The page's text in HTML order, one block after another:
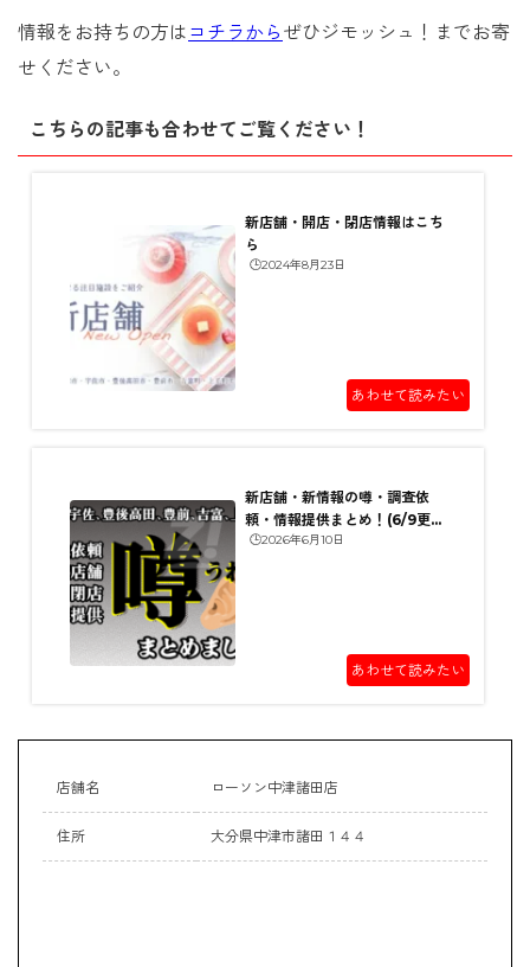
情報をお持ちの方は コチラから ぜひジモッシュ！までお寄
せください。
こちらの記事も合わせてご覧ください！
新店舗・開店・閉店情報はこち
ら
🕒️2024年8月23日
あわせて読みたい
新店舗・新情報の噂・調査依
頼・情報提供まとめ！(6/9更
新)
🕒️2026年6月10日
あわせて読みたい
店舗名 ローソン中津諸田店
住所 大分県中津市諸田１４４